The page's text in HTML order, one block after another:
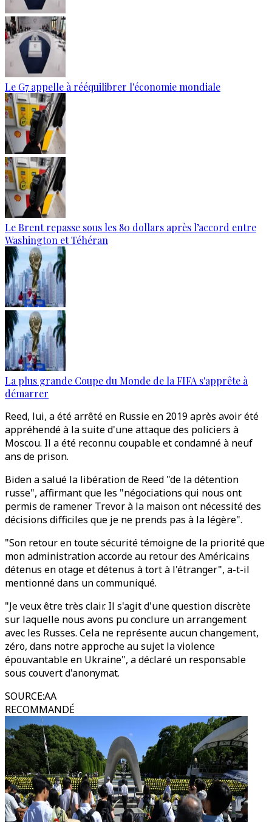
Le G7 appelle à rééquilibrer l'économie mondiale
Le Brent repasse sous les 80 dollars après l’accord entre
Washington et Téhéran
La plus grande Coupe du Monde de la FIFA s'apprête à
démarrer
Reed, lui, a été arrêté en Russie en 2019 après avoir été
appréhendé à la suite d'une attaque des policiers à
Moscou. Il a été reconnu coupable et condamné à neuf
ans de prison.
Biden a salué la libération de Reed "de la détention
russe", affirmant que les "négociations qui nous ont
permis de ramener Trevor à la maison ont nécessité des
décisions difficiles que je ne prends pas à la légère".
"Son retour en toute sécurité témoigne de la priorité que
mon administration accorde au retour des Américains
détenus en otage et détenus à tort à l'étranger", a-t-il
mentionné dans un communiqué.
"Je veux être très clair. Il s'agit d'une question discrète
sur laquelle nous avons pu conclure un arrangement
avec les Russes. Cela ne représente aucun changement,
zéro, dans notre approche au sujet la violence
épouvantable en Ukraine", a déclaré un responsable
sous couvert d'anonymat.
SOURCE:AA
RECOMMANDÉ